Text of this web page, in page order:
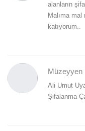
alanların
Malıma
katıyorum..
Müzeyyen
Ali Umut
Şifalanma